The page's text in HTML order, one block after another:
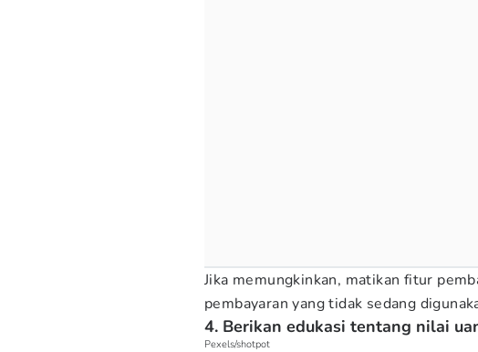
Jika memungkinkan, matikan fitur
pembayaran yang tidak sedang
4. Berikan edukasi tentang nilai
Pexels/shotpot